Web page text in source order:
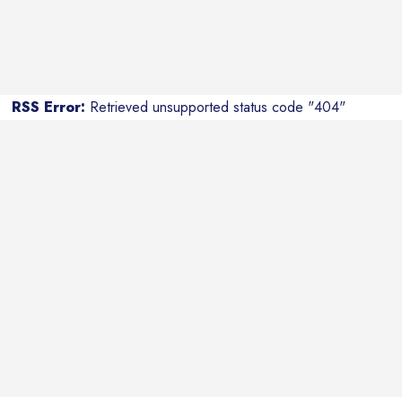
RSS Error: Retrieved unsupported status code "404"